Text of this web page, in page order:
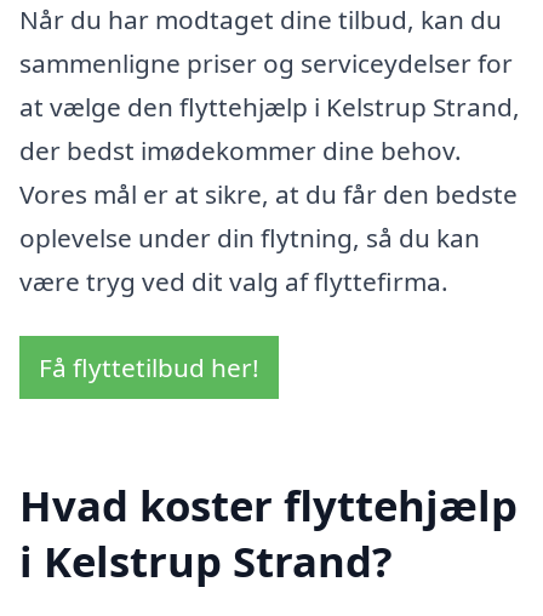
Når du har modtaget dine tilbud, kan du
sammenligne priser og serviceydelser for
at vælge den flyttehjælp i Kelstrup Strand,
der bedst imødekommer dine behov.
Vores mål er at sikre, at du får den bedste
oplevelse under din flytning, så du kan
være tryg ved dit valg af flyttefirma.
Få flyttetilbud her!
Hvad koster flyttehjælp
i Kelstrup Strand?